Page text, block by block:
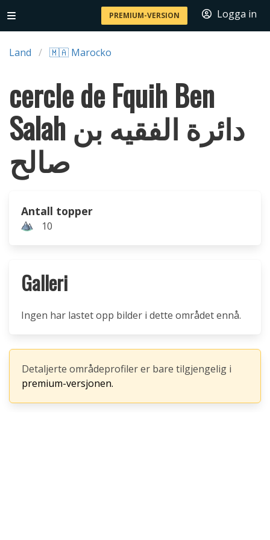
PREMIUM-VERSION Logga in
Land 🇲🇦 Marocko
cercle de Fquih Ben
Salah دائرة الفقيه بن
صالح
Antall topper
10
Galleri
Ingen har lastet opp bilder i dette området ennå.
Detaljerte områdeprofiler er bare tilgjengelig i
premium-versjonen.